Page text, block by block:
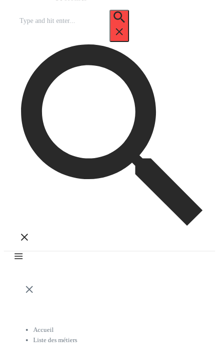
pour
Accueil
Liste des métiers